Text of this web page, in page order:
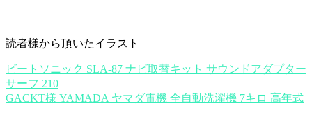
読者様から頂いたイラスト
ビートソニック SLA-87 ナビ取替キット サウンドアダプター
サーフ 210
GACKT様 YAMADA ヤマダ電機 全自動洗濯機 7キロ 高年式